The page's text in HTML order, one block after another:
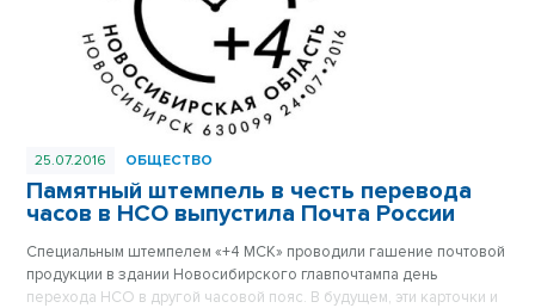
25.07.2016 ОБЩЕСТВО
Памятный штемпель в честь перевода
часов в НСО выпустила Почта России
Специальным штемпелем «+4 МСК» проводили гашение почтовой
продукции в здании Новосибирского главпочтампа день
перехода НСО в другой часовой пояс. В будущем, эти карточки и